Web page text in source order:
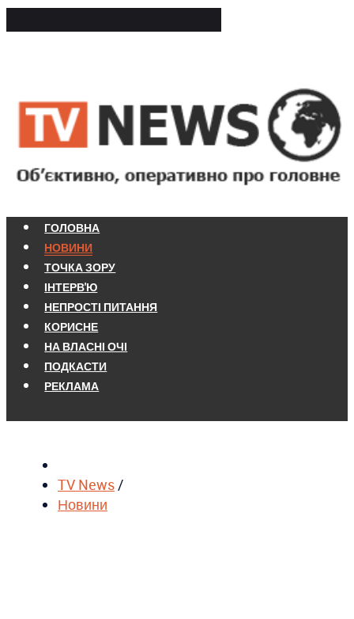
ГОЛОВНА
НОВИНИ
ТОЧКА ЗОРУ
ІНТЕРВ'Ю
НЕПРОСТІ ПИТАННЯ
КОРИСНЕ
НА ВЛАСНІ ОЧІ
ПОДКАСТИ
РЕКЛАМА
TV News/
Новини